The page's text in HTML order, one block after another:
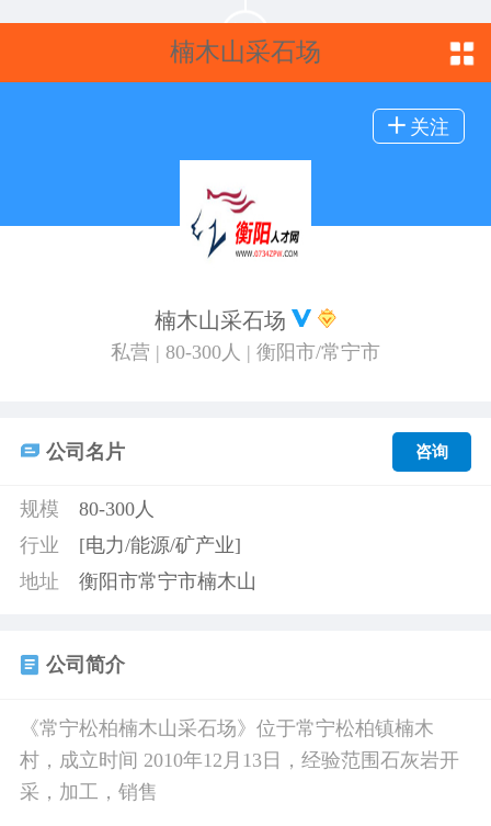
楠木山采石场
关注
楠木山采石场
私营 | 80-300人 | 衡阳市/常宁市
公司名片 咨询
规模
80-300人
行业
[电力/能源/矿产业]
地址
衡阳市常宁市楠木山
公司简介
《常宁松柏楠木山采石场》位于常宁松柏镇楠木
村，成立时间 2010年12月13日，经验范围石灰岩开
采，加工，销售